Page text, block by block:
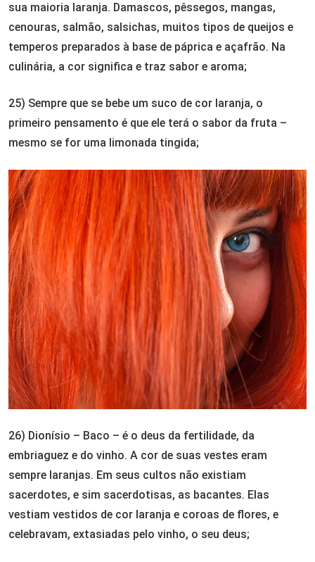
sua maioria laranja. Damascos, pêssegos, mangas,
cenouras, salmão, salsichas, muitos tipos de queijos e
temperos preparados à base de páprica e açafrão. Na
culinária, a cor significa e traz sabor e aroma;
25) Sempre que se bebe um suco de cor laranja, o
primeiro pensamento é que ele terá o sabor da fruta –
mesmo se for uma limonada tingida;
26) Dionísio – Baco – é o deus da fertilidade, da
embriaguez e do vinho. A cor de suas vestes eram
sempre laranjas. Em seus cultos não existiam
sacerdotes, e sim sacerdotisas, as bacantes. Elas
vestiam vestidos de cor laranja e coroas de flores, e
celebravam, extasiadas pelo vinho, o seu deus;